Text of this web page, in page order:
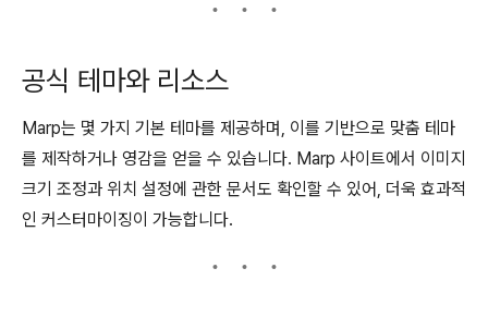
공식 테마와 리소스
Marp는 몇 가지 기본 테마를 제공하며, 이를 기반으로 맞춤 테마
를 제작하거나 영감을 얻을 수 있습니다. Marp 사이트에서 이미지
크기 조정과 위치 설정에 관한 문서도 확인할 수 있어, 더욱 효과적
인 커스터마이징이 가능합니다.